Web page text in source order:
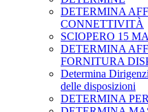
DETERMINA
CONNETTIVITÀ
SCIOPERO 15
DETERMINA
FORNITURA
Determina
delle disposizioni
DETERMINA